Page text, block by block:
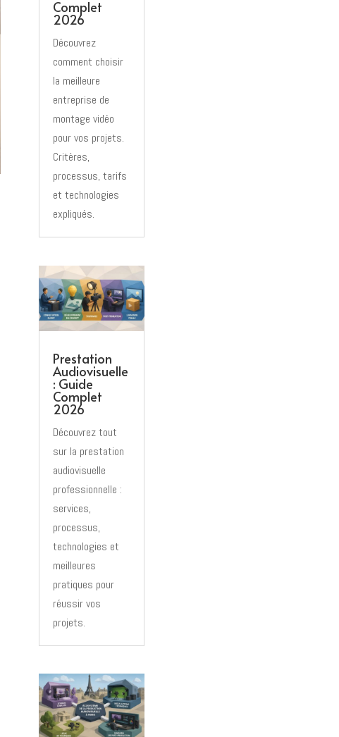
Complet
2026
Découvrez
comment choisir
la meilleure
entreprise de
montage vidéo
pour vos projets.
Critères,
processus, tarifs
et technologies
expliqués.
Prestation
Audiovisuelle
: Guide
Complet
2026
Découvrez tout
sur la prestation
audiovisuelle
professionnelle :
services,
processus,
technologies et
meilleures
pratiques pour
réussir vos
projets.